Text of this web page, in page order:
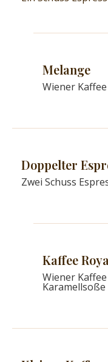
Melange​
Wiener
Doppelter
Zwei Schuss
Kaffee
Wiener
Karamellsoße